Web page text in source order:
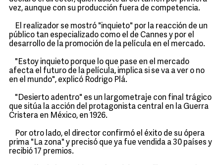
vez, aunque con su producción fuera de competencia.
El realizador se mostró "inquieto" por la reacción de un
público tan especializado como el de Cannes y por el
desarrollo de la promoción de la película en el mercado.
"Estoy inquieto porque lo que pase en el mercado
afecta el futuro de la película, implica si se va a ver o no
en el mundo", explicó Rodrigo Plá.
"Desierto adentro" es un largometraje con final trágico
que sitúa la acción del protagonista central en la Guerra
Cristera en México, en 1926.
Por otro lado, el director confirmó el éxito de su ópera
prima "La zona" y precisó que ya fue vendida a 30 países y
recibió 17 premios.